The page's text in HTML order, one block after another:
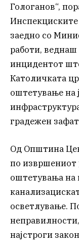
Гологанов“,
заедно со
работи, веднаш
инцидентот
Католичката
оштетување на
градежен
Од Општина
по извршениот
оштетувања на
осветлување.
најстроги